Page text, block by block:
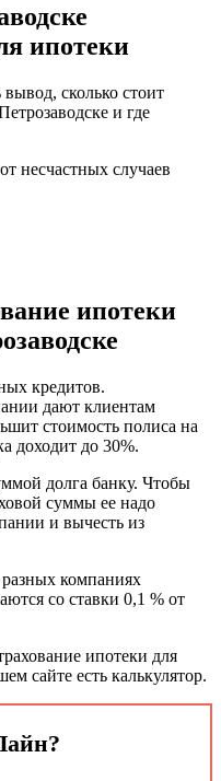
ипотеки
сколько стоит
и где
несчастных случаев
ипотеки
кредитов.
дают клиентам
стоимость полиса на
доходит до 30%.
долга банку. Чтобы
суммы ее надо
и вычесть из
компаниях
со ставки 0,1 % от
ипотеки для
сайте есть калькулятор.